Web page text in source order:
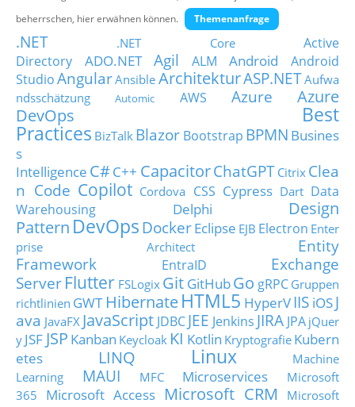
Suche
beherrschen, hier erwähnen können.
Themenanfrage
.NET .NET Core
Active
Directory
ADO.NET Agil ALM Android
Android
StudioAngularAnsible ArchitekturASP.NETAufwa
ndsschätzung
Automic AWS Azure
Azure
DevOps
Best
Practices BizTalk Blazor Bootstrap BPMN Busines
s
Intelligence C#C++ CapacitorChatGPT Citrix Clea
n Code Copilot Cordova CSS Cypress Dart Data
Warehousing
Delphi
Design
Pattern DevOps DockerEclipse EJB Electron Enter
prise Architect
Entity
Framework
EntraID
Exchange
Server Flutter FSLogix Git GitHubGo gRPC Gruppen
richtlinien GWT HibernateHTML5 HyperVIIS iOSJ
ava JavaFX JavaScript JDBC JEE Jenkins JIRA JPA jQuer
y JSF JSP Kanban Keycloak KI Kotlin Kryptografie Kubern
etes
LINQ Linux
Machine
Learning
MAUI MFC Microservices
Microsoft
365
Microsoft Access Microsoft CRM
Microsoft